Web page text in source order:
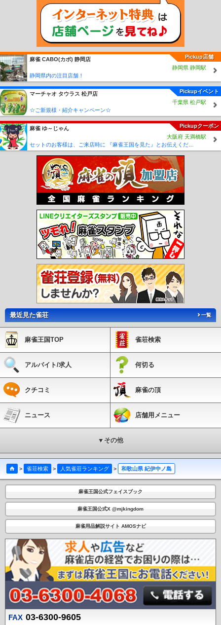
Pickup店舗
麻雀 CABO(カボ) 静岡店
静岡県 静岡駅
静岡県内の注目店舗！
Pickupイベント
マーチャオ タウラス 松戸店
千葉県 松戸駅
☆ご新規様・紹介キャンペーン☆
Pickupクーポン
麻雀 ゆ～じゃん
大阪府 天満橋駅
最近見た雀荘 一覧
麻雀王国TOP 雀荘検索
アルバイト/求人 何切る
クチコミ 麻雀の頂
ニュース 店舗用メニュー
▼その他
> 雀荘検索 > 人気雀荘ランキング > 和歌山県 紀伊中ノ島
麻雀王国公式フェイスブック
麻雀王国公式X @mjkingdom
麻雀用品解説サイト AMOSナビ
FAX 03-6300-9605